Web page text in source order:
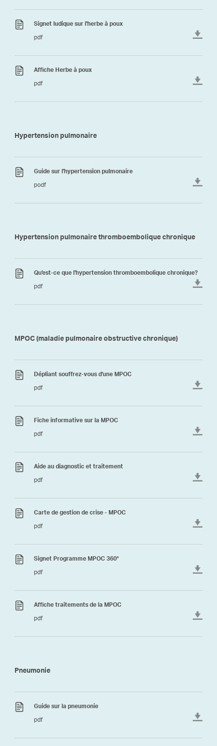
Signet ludique sur l'herbe à poux
pdf
Affiche Herbe à poux
pdf
Hypertension pulmonaire
Guide sur l'hypertension pulmonaire
podf
Hypertension pulmonaire thromboembolique chronique
Qu'est-ce que l'hypertension thromboembolique chronique?
pdf
MPOC (maladie pulmonaire obstructive chronique)
Dépliant souffrez-vous d'une MPOC
pdf
Fiche informative sur la MPOC
pdf
Aide au diagnostic et traitement
pdf
Carte de gestion de crise - MPOC
pdf
Signet Programme MPOC 360°
pdf
Affiche traitements de la MPOC
pdf
Pneumonie
Guide sur la pneumonie
pdf